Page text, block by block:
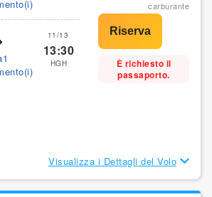
11/13
13:30
HGH
carburante
È richiesto il
passaporto.
Visualizza i Dettagli del Volo